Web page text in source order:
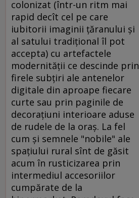
colonizat (într-un ritm mai
rapid decît cel pe care
iubitorii imaginii ţăranului şi
al satului tradiţional îl pot
accepta) cu artefactele
modernităţii ce descinde prin
firele subţiri ale antenelor
digitale din aproape fiecare
curte sau prin paginile de
decoraţiuni interioare aduse
de rudele de la oraş. La fel
cum şi semnele "nobile" ale
spaţiului rural sînt de găsit
acum în rusticizarea prin
intermediul accesoriilor
cumpărate de la